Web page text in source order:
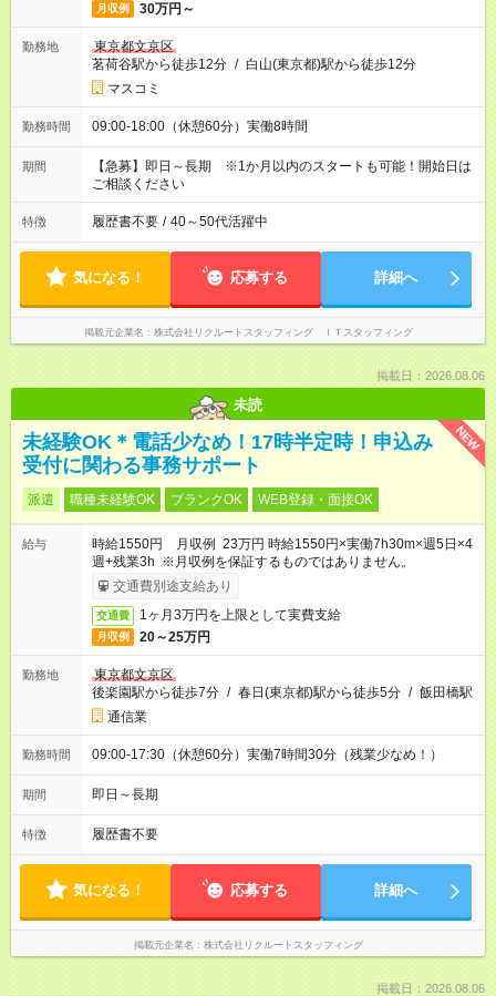
月収例 30万円～
勤務地
東京都文京区
茗荷谷駅から徒歩12分 / 白山(東京都)駅から徒歩12分
マスコミ
勤務時間 09:00-18:00（休憩60分）実働8時間
期間
【急募】即日～長期 ※1か月以内のスタートも可能！開始日は
ご相談ください
特徴 履歴書不要 / 40～50代活躍中
気になる！ 応募する 詳細へ
掲載元企業名 株式会社リクルートスタッフィング ＩＴスタッフィング
掲載日：2026.08.06
未読
NEW
未経験OK＊電話少なめ！17時半定時！申込み
受付に関わる事務サポート
派遣 職種未経験OK ブランクOK WEB登録・面接OK
給与
時給1550円 月収例 23万円 時給1550円×実働7h30m×週5日×4
週+残業3h ※月収例を保証するものではありません。
交通費別途支給あり
交通費 1ヶ月3万円を上限として実費支給
月収例 20～25万円
勤務地
東京都文京区
後楽園駅から徒歩7分 / 春日(東京都)駅から徒歩5分 / 飯田橋駅
通信業
勤務時間 09:00-17:30（休憩60分）実働7時間30分（残業少なめ！）
期間 即日～長期
特徴 履歴書不要
気になる！ 応募する 詳細へ
掲載元企業名 株式会社リクルートスタッフィング
掲載日：2026.08.06